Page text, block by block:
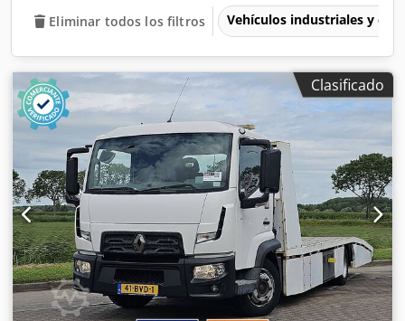
Eliminar todos los filtros Vehículos industriales y
Clasificado